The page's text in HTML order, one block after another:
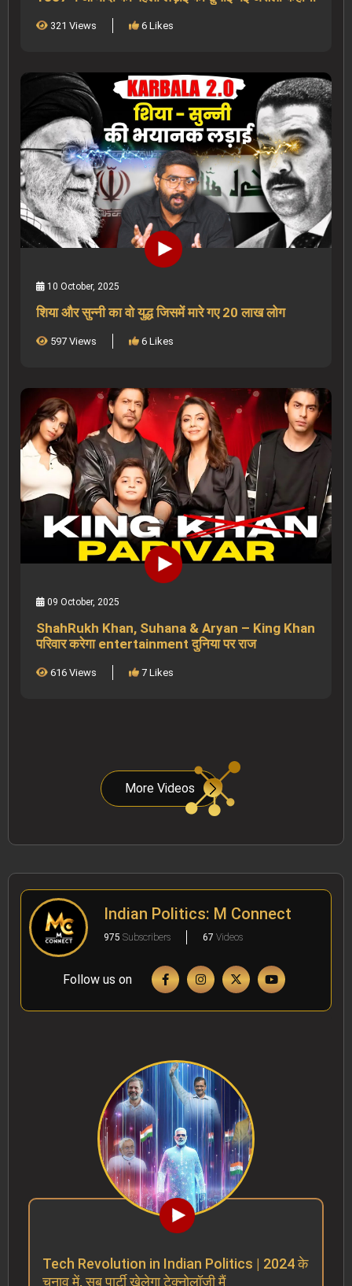
321 Views 6 Likes
10 October, 2025
शिया और सुन्नी का वो युद्ध जिसमें मारे गए 20 लाख लोग
597 Views 6 Likes
09 October, 2025
ShahRukh Khan, Suhana & Aryan – King Khan
परिवार करेगा entertainment दुनिया पर राज
616 Views 7 Likes
More Videos
Indian Politics: M Connect
975 Subscribers 67 Videos
Follow us on
Tech Revolution in Indian Politics | 2024 के
चुनाव में, सब पार्टी खेलेगा टेक्नोलॉजी मैं